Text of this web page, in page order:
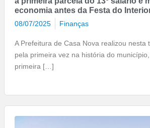
economia antes da Festa do
08/07/2025 Finanças
A Prefeitura de Casa Nova realizou nesta
pela primeira vez na história do
primeira […]